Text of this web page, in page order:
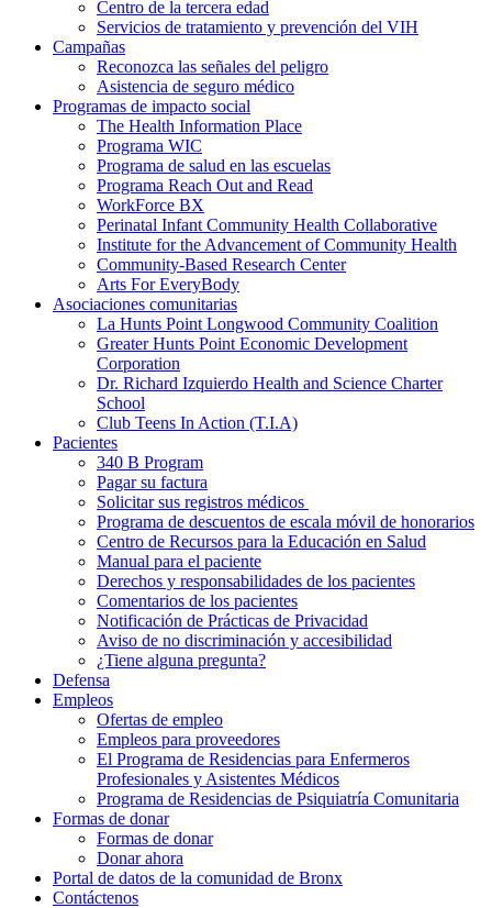
Centro de la tercera edad
Servicios de tratamiento y prevención del VIH
Campañas
Reconozca las señales del peligro
Asistencia de seguro médico
Programas de impacto social
The Health Information Place
Programa WIC
Programa de salud en las escuelas
Programa Reach Out and Read
WorkForce BX
Perinatal Infant Community Health Collaborative
Institute for the Advancement of Community Health
Community-Based Research Center
Arts For EveryBody
Asociaciones comunitarias
La Hunts Point Longwood Community Coalition
Greater Hunts Point Economic Development
Corporation
Dr. Richard Izquierdo Health and Science Charter
School
Club Teens In Action (T.I.A)
Pacientes
340 B Program
Pagar su factura
Solicitar sus registros médicos
Programa de descuentos de escala móvil de honorarios
Centro de Recursos para la Educación en Salud
Manual para el paciente
Derechos y responsabilidades de los pacientes
Comentarios de los pacientes
Notificación de Prácticas de Privacidad
Aviso de no discriminación y accesibilidad
¿Tiene alguna pregunta?
Defensa
Empleos
Ofertas de empleo
Empleos para proveedores
El Programa de Residencias para Enfermeros
Profesionales y Asistentes Médicos
Programa de Residencias de Psiquiatría Comunitaria
Formas de donar
Formas de donar
Donar ahora
Portal de datos de la comunidad de Bronx
Contáctenos